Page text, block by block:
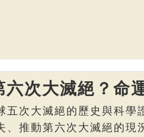
六次大滅絕？命
五次大滅絕的歷史與科學
、推動第六次大滅絕的現